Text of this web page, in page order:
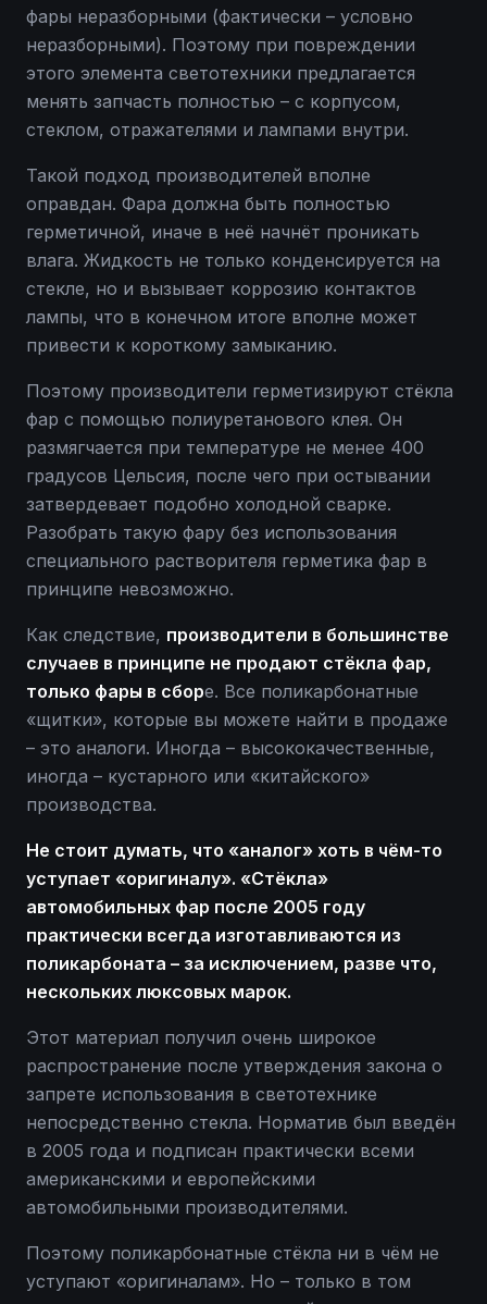
фары неразборными (фактически – условно
неразборными). Поэтому при повреждении
этого элемента светотехники предлагается
менять запчасть полностью – с корпусом,
стеклом, отражателями и лампами внутри.
Такой подход производителей вполне
оправдан. Фара должна быть полностью
герметичной, иначе в неё начнёт проникать
влага. Жидкость не только конденсируется на
стекле, но и вызывает коррозию контактов
лампы, что в конечном итоге вполне может
привести к короткому замыканию.
Поэтому производители герметизируют стёкла
фар с помощью полиуретанового клея. Он
размягчается при температуре не менее 400
градусов Цельсия, после чего при остывании
затвердевает подобно холодной сварке.
Разобрать такую фару без использования
специального растворителя герметика фар в
принципе невозможно.
Как следствие, производители в большинстве
случаев в принципе не продают стёкла фар,
только фары в сборе. Все поликарбонатные
«щитки», которые вы можете найти в продаже
– это аналоги. Иногда – высококачественные,
иногда – кустарного или «китайского»
производства.
Не стоит думать, что «аналог» хоть в чём-то
уступает «оригиналу». «Стёкла»
автомобильных фар после 2005 году
практически всегда изготавливаются из
поликарбоната – за исключением, разве что,
нескольких люксовых марок.
Этот материал получил очень широкое
распространение после утверждения закона о
запрете использования в светотехнике
непосредственно стекла. Норматив был введён
в 2005 года и подписан практически всеми
американскими и европейскими
автомобильными производителями.
Поэтому поликарбонатные стёкла ни в чём не
уступают «оригиналам». Но – только в том